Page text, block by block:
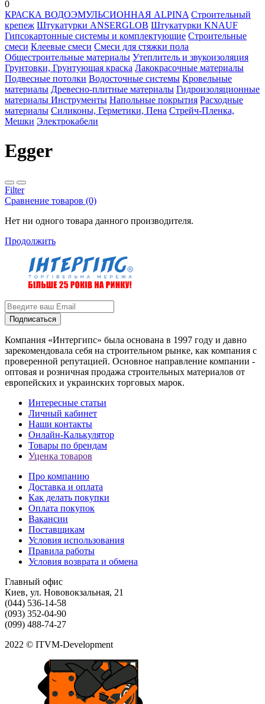
0
КРАСКА ВОДОЭМУЛЬСИОННАЯ ALPINA Строительный
крепеж Штукатурки ANSERGLOB Штукатурки KNAUF
Гипсокартонные системы и комплектующие Строительные
смеси Клеевые смеси Смеси для стяжки пола
Общестроительные материалы Утеплитель и звукоизоляция
Грунтовки, Грунтующая краска Лакокрасочные материалы
Подвесные потолки Водосточные системы Кровельные
материалы Древесно-плитные материалы Гидроизоляционные
материалы Инструменты Напольные покрытия Расходные
материалы Силиконы, Герметики, Пена Стрейч-Пленка,
Мешки Электрокабели
Egger
Filter
Сравнение товаров (0)
Нет ни одного товара данного производителя.
Продолжить
Подписаться
Компания «Интергипс» была основана в 1997 году и давно
зарекомендовала себя на строительном рынке, как компания с
проверенной репутацией. Основное направление компании -
оптовая и розничная продажа строительных материалов от
европейских и украинских торговых марок.
Интересные статьи
Личный кабинет
Наши контакты
Онлайн-Калькулятор
Товары по брендам
Уценка товаров
Про компанию
Доставка и оплата
Как делать покупки
Оплата покупок
Вакансии
Поставщикам
Условия использования
Правила работы
Условия возврата и обмена
Главный офис
Киев, ул. Нововокзальная, 21
(044) 536-14-58
(093) 352-04-90
(099) 488-74-27
2022 © ITVM-Development